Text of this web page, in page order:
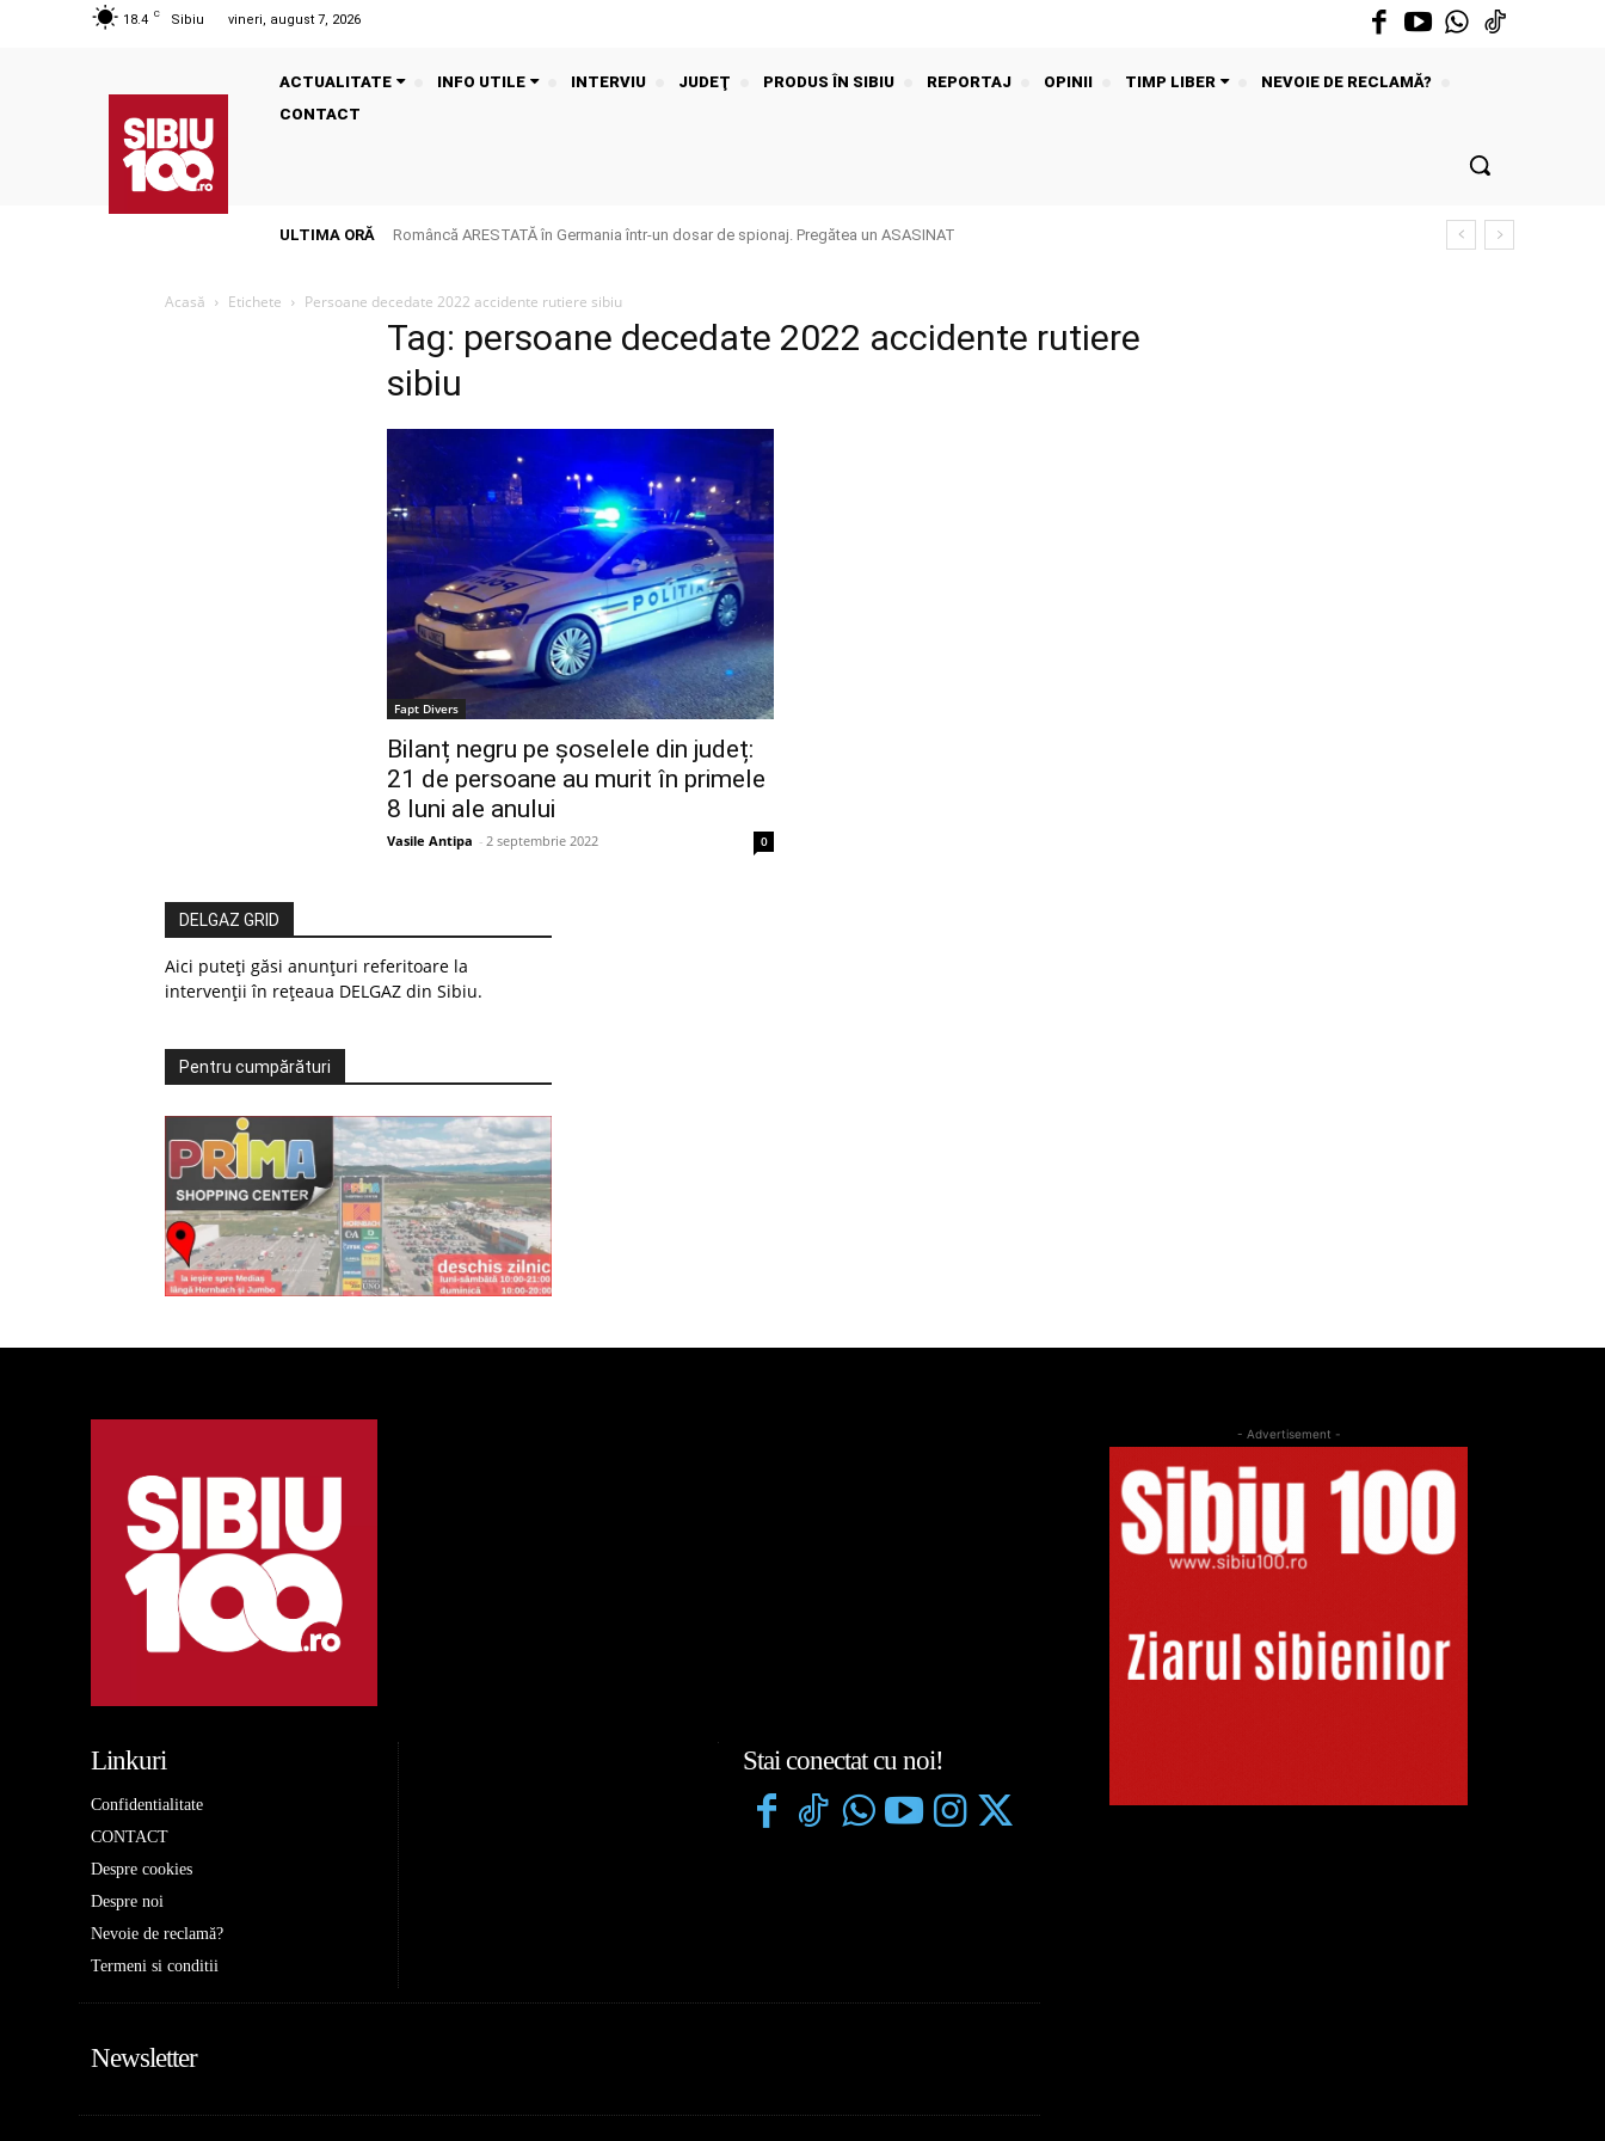
18.4 C Sibiu vineri, august 7, 2026
ACTUALITATE INFO UTILE INTERVIU JUDEŢ PRODUS ÎN SIBIU REPORTAJ OPINII TIMP LIBER
NEVOIE DE RECLAMĂ?
CONTACT
ULTIMA ORĂ Româncă ARESTATĂ în Germania într-un dosar de spionaj. Pregătea un ASASINAT
Acasă Etichete Persoane decedate 2022 accidente rutiere sibiu
Tag: persoane decedate 2022 accidente rutiere
sibiu
Fapt Divers
Bilanț negru pe șoselele din județ:
21 de persoane au murit în primele
8 luni ale anului
Vasile Antipa - 2 septembrie 2022 0
DELGAZ GRID
Aici puteți găsi anunțuri referitoare la
intervenții în rețeaua DELGAZ din Sibiu.
Pentru cumpărături
Linkuri
Confidentialitate
CONTACT
Despre cookies
Despre noi
Nevoie de reclamă?
Termeni si conditii
Stai conectat cu noi!
Newsletter
- Advertisement -